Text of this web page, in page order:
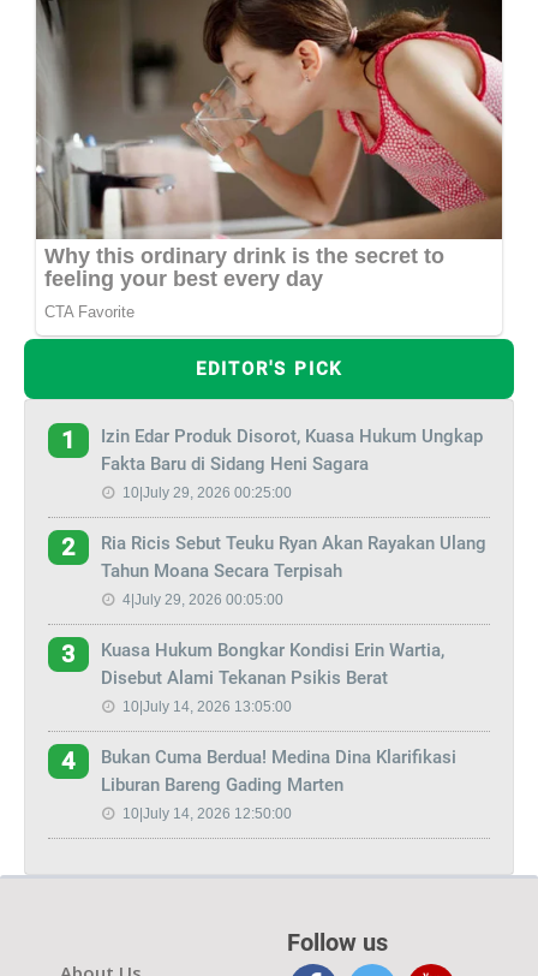
EDITOR'S PICK
1
Izin Edar Produk Disorot, Kuasa Hukum Ungkap
Fakta Baru di Sidang Heni Sagara
10|July 29, 2026 00:25:00
2
Ria Ricis Sebut Teuku Ryan Akan Rayakan Ulang
Tahun Moana Secara Terpisah
4|July 29, 2026 00:05:00
3
Kuasa Hukum Bongkar Kondisi Erin Wartia,
Disebut Alami Tekanan Psikis Berat
10|July 14, 2026 13:05:00
4
Bukan Cuma Berdua! Medina Dina Klarifikasi
Liburan Bareng Gading Marten
10|July 14, 2026 12:50:00
Follow us